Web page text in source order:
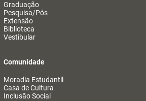
Graduação
Pesquisa/Pós
Extensão
Biblioteca
Vestibular
Comunidade
Moradia Estudantil
Casa de Cultura
Inclusão Social